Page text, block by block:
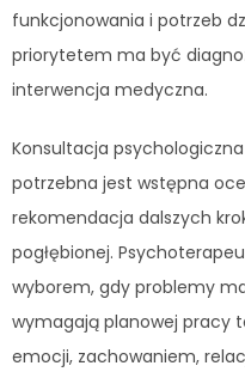
funkcjonowania i potrzeb
priorytetem ma być
interwencja medyczna.
Konsultacja
potrzebna jest wstępna
rekomendacja dalszych
pogłębionej.
wyborem, gdy problemy
wymagają planowej pracy
emocji, zachowaniem,